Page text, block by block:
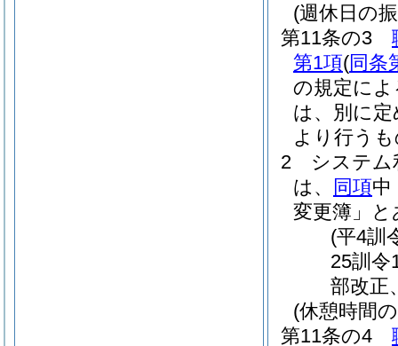
(週休日の
第11条の3
第1項(同条
の規定に
は、別に
より行う
2
システム
は、
同項中
変更簿」
(平4訓
25訓令
部改正
(休憩時間
第11条の4